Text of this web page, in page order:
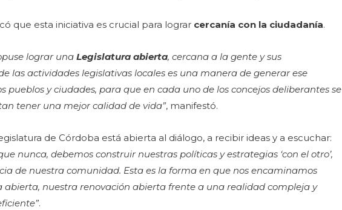
que esta iniciativa es crucial para lograr cercanía con la ciudadanía.
lograr unaLegislatura abierta, cercana a la gente y sus
las actividades legislativas locales es una manera de generar ese
pueblos y ciudades, para que en cada uno de los concejos deliberantes se
tener una mejor calidad de vida”, manifestó.
de Córdoba está abierta al diálogo, a recibir ideas y a escuchar:
nunca, debemos construir nuestras políticas y estrategias ‘con el otro’,
de nuestra comunidad. Esta es la forma en que nos encaminamos
abierta, nuestra renovación abierta frente a una realidad compleja y
.